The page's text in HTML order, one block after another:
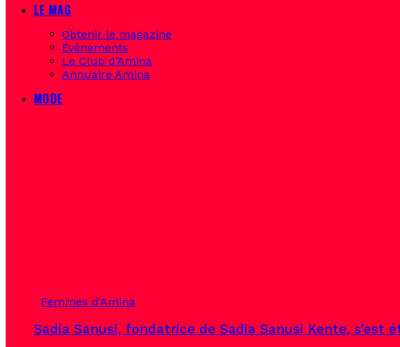
LE MAG
Obtenir le magazine
Événements
Le Club d’Amina
Annuaire Amina
MODE
Femmes d'Amina
Sadia Sanusi, fondatrice de Sadia Sanusi Kente,